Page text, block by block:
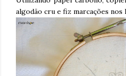
algodão cru e fiz marcações nos